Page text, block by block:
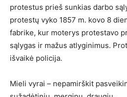
protestus prieš sunkias darbo
protestų vyko 1857 m. kovo 8
fabrike, kur moterys protestavo
sąlygas ir mažus atlyginimus.
išvaikė policija.
Mieli vyrai – nepamirškit